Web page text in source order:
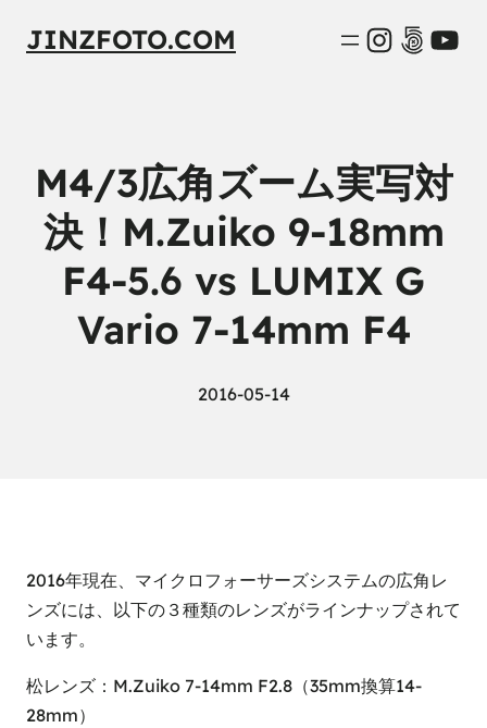
JINZFOTO.COM 500px
M4/3広角ズーム実写対
決！M.Zuiko 9-18mm
F4-5.6 vs LUMIX G
Vario 7-14mm F4
2016-05-14
2016年現在、マイクロフォーサーズシステムの広角レ
ンズには、以下の３種類のレンズがラインナップされて
います。
松レンズ：M.Zuiko 7-14mm F2.8（35mm換算14-
28mm）